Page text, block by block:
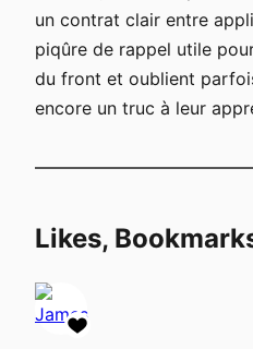
un contrat clair entre
piqûre de rappel utile
du front et oublient
encore un truc à leur
Likes,